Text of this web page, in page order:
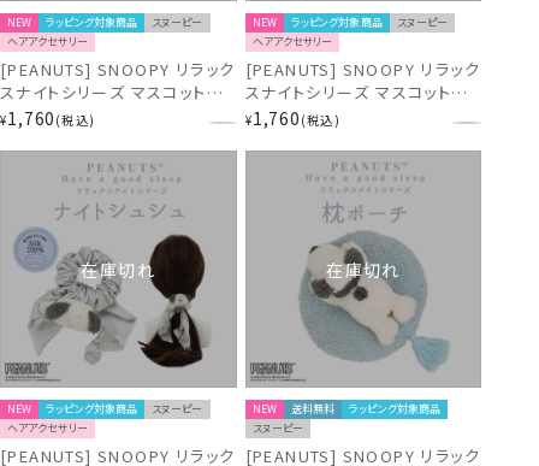
NEW ラッピング対象商品
スヌーピー
ヘアアクセサリー
[PEANUTS] SNOOPY リラック
スナイトシリーズ マスコット前
髪クリップ ＜スヌーピー＞
¥1,760 税込
NEW ラッピング対象商品
スヌーピー
ヘアアクセサリー
[PEANUTS] SNOOPY リラック
スナイトシリーズ マスコット前
髪クリップ ＜スヌーピー＆ウッ
¥1,760 税込
在庫切れ
NEW ラッピング対象商品
スヌーピー
ヘアアクセサリー
[PEANUTS] SNOOPY リラック
在庫切れ
NEW 送料無料
ラッピング対象商品
スヌーピー
[PEANUTS] SNOOPY リラック